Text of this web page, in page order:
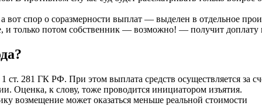
вот спор о соразмерности выплат — выделен в отдельное
и только потом собственник — возможно! — получит
ст. 281 ГК РФ. При этом выплата средств осуществляется за
Оценка, к слову, тоже проводится инициатором изъятия.
возмещение может оказаться меньше реальной стоимости